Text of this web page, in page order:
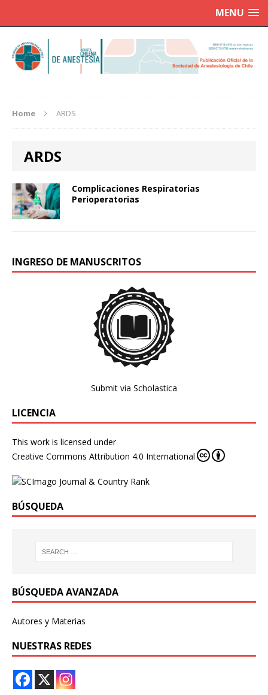
MENU
Home ARDS
ARDS
Complicaciones Respiratorias
Perioperatorias
INGRESO DE MANUSCRITOS
Submit via Scholastica
LICENCIA
This work is licensed under
Creative Commons Attribution 4.0 International
BÚSQUEDA
BÚSQUEDA AVANZADA
Autores y Materias
NUESTRAS REDES